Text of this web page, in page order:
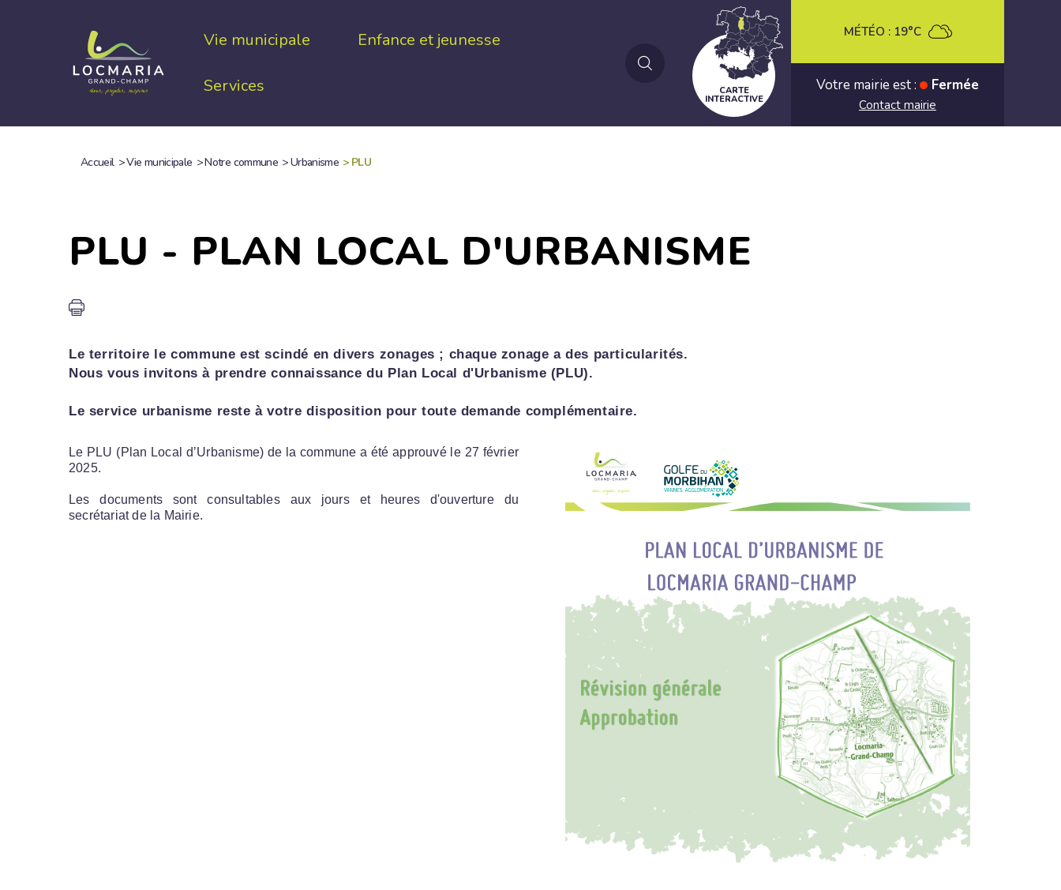
Vie municipale Enfance et jeunesse
Services CARTE
INTERACTIVE
MÉTÉO : 19°C
Votre mairie est : Fermée
Contact mairie
Accueil >Vie municipale >Notre commune >Urbanisme >PLU
PLU - PLAN LOCAL D'URBANISME
Le territoire le commune est scindé en divers zonages ; chaque zonage a des particularités.
Nous vous invitons à prendre connaissance du Plan Local d'Urbanisme (PLU).
Le service urbanisme reste à votre disposition pour toute demande complémentaire.
Le PLU (Plan Local d’Urbanisme) de la commune a été approuvé le 27 février
2025.
Les documents sont consultables aux jours et heures d'ouverture du
secrétariat de la Mairie.